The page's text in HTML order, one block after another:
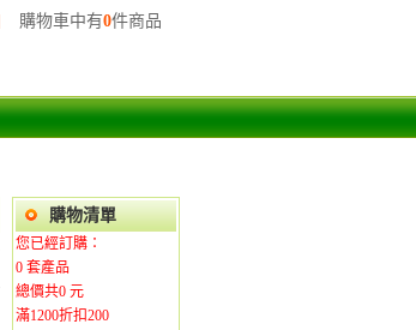
購物車中有0件商品
購物清單
您已經訂購：
0 套產品
總價共0 元
滿1200折扣200